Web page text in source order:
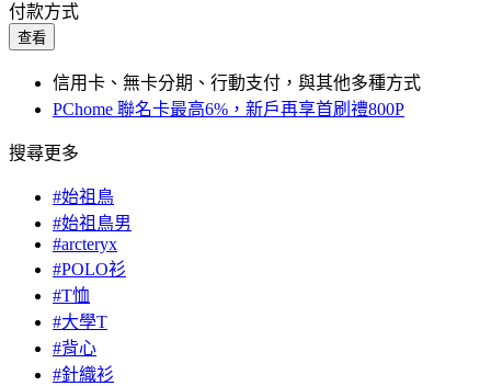
付款方式
查看
信用卡、無卡分期、行動支付，與其他多種方式
PChome 聯名卡最高6%，新戶再享首刷禮800P
搜尋更多
#始祖鳥
#始祖鳥男
#arcteryx
#POLO衫
#T恤
#大學T
#背心
#針織衫